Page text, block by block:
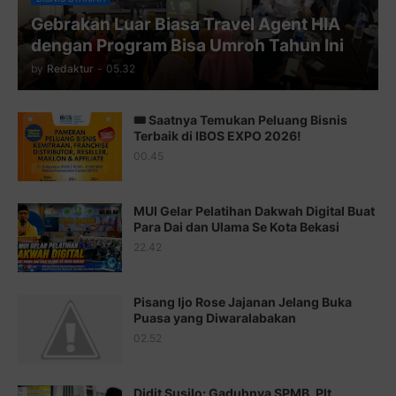
Juz 11 ⇨http://j.mp/2bHf80y
Juz 13 ⇨http://j.mp/2bFTiKQ
Juz 14 ⇨http://j.mp/2b8SUTA
Juz 15 ⇨http://j.mp/2bFRQIM
Juz 17 ⇨http://j.mp/2brHsFz
Juz 18 ⇨http://j.mp/2b8SCfc
http://j.mp/2bFSq95
http://j.mp/2brI1zc
Gebrakan Luar Biasa Travel Agent HIA
dengan Program Bisa Umroh Tahun Ini
by Redaktur - 05.32
🎟️ Saatnya Temukan Peluang Bisnis
Terbaik di IBOS EXPO 2026!
00.45
MUI Gelar Pelatihan Dakwah Digital Buat
Para Dai dan Ulama Se Kota Bekasi
22.42
Pisang Ijo Rose Jajanan Jelang Buka
Puasa yang Diwaralabakan
02.52
Didit Susilo: Gaduhnya SPMB, Plt